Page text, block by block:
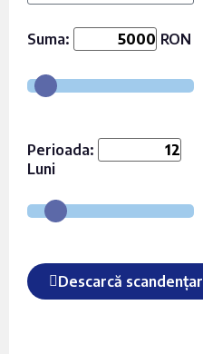
Suma: RON
Perioada:
Luni
Descarcă scandențar